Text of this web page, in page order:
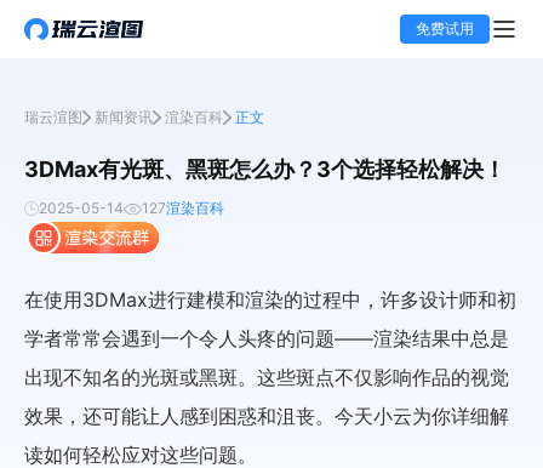
免费试用
瑞云渲图 新闻资讯 渲染百科 正文
3DMax有光斑、黑斑怎么办？3个选择轻松解决！
2025-05-14 127渲染百科
在使用3DMax进行建模和渲染的过程中，许多设计师和初
学者常常会遇到一个令人头疼的问题——渲染结果中总是
出现不知名的光斑或黑斑。这些斑点不仅影响作品的视觉
效果，还可能让人感到困惑和沮丧。今天小云为你详细解
读如何轻松应对这些问题。